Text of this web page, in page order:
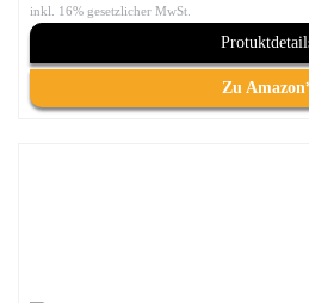
Pilates Fussball leicht zu verstauen
inkl. 16% gesetzlicher MwSt.
Zu